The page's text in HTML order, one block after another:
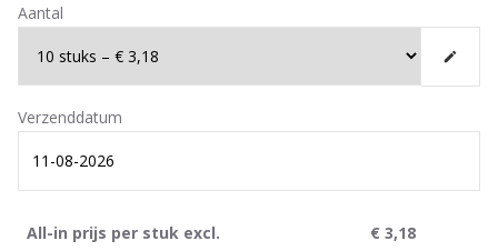
Aantal
Verzenddatum
All-in prijs per stuk excl. € 3,18